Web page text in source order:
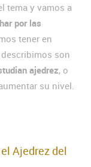
tema y vamos a
por las
tener en
son
ajedrez, o
su nivel.
Ajedrez del